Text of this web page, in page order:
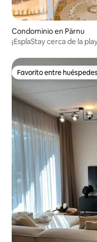
Condominio en Pärnu
¡EsplaStay cerca de la
Favorito entre huéspedes
Favorito entre huéspedes